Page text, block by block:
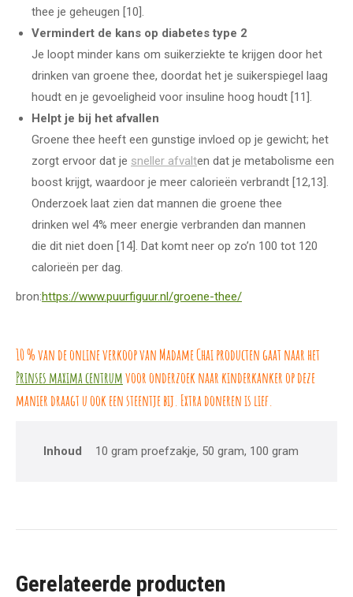
thee je geheugen [10].
Vermindert de kans op diabetes type 2
Je loopt minder kans om suikerziekte te krijgen door het
drinken van groene thee, doordat het je suikerspiegel laag
houdt en je gevoeligheid voor insuline hoog houdt [11].
Helpt je bij het afvallen
Groene thee heeft een gunstige invloed op je gewicht; het
zorgt ervoor dat je sneller afvalten dat je metabolisme een
boost krijgt, waardoor je meer calorieën verbrandt [12,13].
Onderzoek laat zien dat mannen die groene thee
drinken wel 4% meer energie verbranden dan mannen
die dit niet doen [14]. Dat komt neer op zo’n 100 tot 120
calorieën per dag.
bron:https://www.puurfiguur.nl/groene-thee/
10 % van de online verkoop van Madame Chai producten gaat naar het
Prinses maxima centrumvoor onderzoek naar kinderkanker op deze
manier draagt u ook een steentje bij. Extra doneren is lief.
Inhoud 10 gram proefzakje, 50 gram, 100 gram
Gerelateerde producten